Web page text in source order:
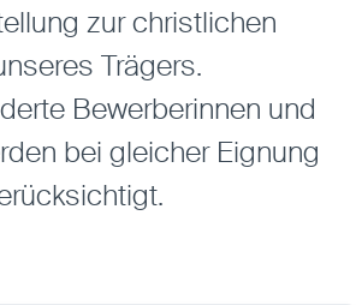
zur christlichen
Trägers.
Bewerberinnen und
bei gleicher Eignung